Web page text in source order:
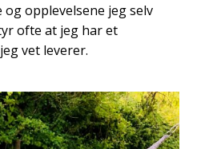
opplevelsene jeg selv
ofte at jeg har et
vet leverer.